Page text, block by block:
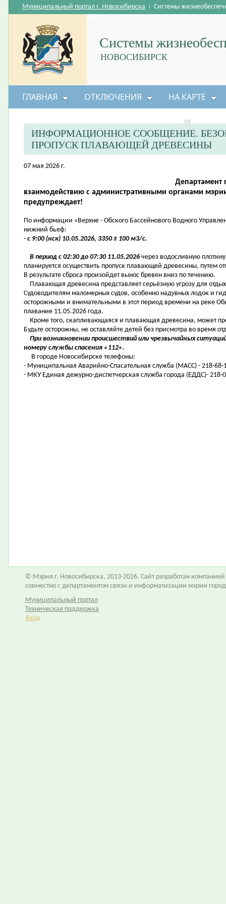
Системы
НОВОСИБИРСК
Муниципальный портал г. Новосибирска › Системы
ГЛАВНАЯ ОТКЛЮЧЕНИЯ НА КАРТЕ
ИНФОРМАЦИОННОЕ СООБЩЕНИЕ.
ПРОПУСК ПЛАВАЮЩЕЙ ДРЕВЕСИНЫ
07 мая 2026 г.
Департамент
взаимодействию с административными органами
предупреждает!
По информации «Верхне - Обского Бассейнового Водного
нижний бьеф:
- с 9:00 (нск) 10.05.2026, 3350 ± 100 м3/с.
В период с 02:30 до 07:30 11.05.2026 через водосливную
планируется осуществить пропуск плавающей древесины, путем
В результате сброса произойдет вынос бревен вниз по течению.
Плавающая древесина представляет серьёзную угрозу для
Судоводителям маломерных судов, особенно надувных лодок и
осторожными и внимательными в этот период времени на реке
плавание 11.05.2026 года.
Кроме того, скапливающаяся и плавающая древесина, может
Будьте осторожны, не оставляйте детей без присмотра во время
При возникновении происшествий или чрезвычайных
номеру службы спасения «112».
В городе Новосибирске телефоны:
- Муниципальная Аварийно-Спасательная служба (МАСС) - 218-68-
- МКУ Единая дежурно-диспетчерская служба города (ЕДДС)- 218-
© Мэрия г. Новосибирска, 2013-2026. Сайт разработан компанией
совместно с департаментом связи и информатизации мэрии
Муниципальный портал
Техническая поддержка
Вход